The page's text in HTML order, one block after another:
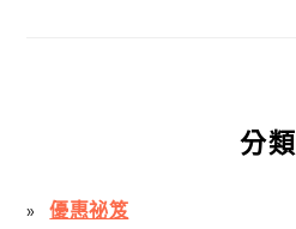
分類
優惠祕笈